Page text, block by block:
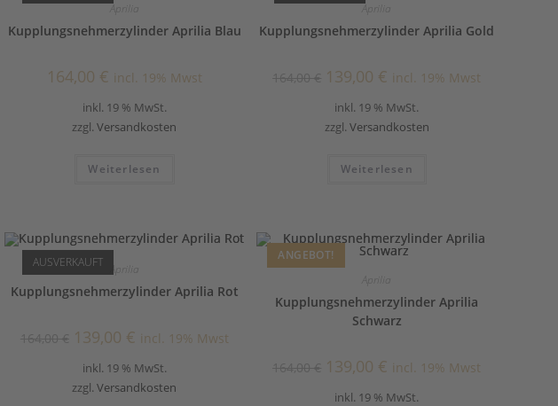
Aprilia
Kupplungsnehmerzylinder Aprilia Blau
164,00 € incl. 19% Mwst
inkl. 19 % MwSt.
zzgl.Versandkosten
Weiterlesen
Aprilia
Kupplungsnehmerzylinder Aprilia Gold
139,00 € incl. 19% Mwst
inkl. 19 % MwSt.
zzgl. Versandkosten
Weiterlesen
AUSVERKAUFT Aprilia
Kupplungsnehmerzylinder Aprilia Rot
164,00€ 139,00 € incl. 19% Mwst
inkl. 19 % MwSt.
zzgl.Versandkosten
ANGEBOT!
Aprilia
Kupplungsnehmerzylinder Aprilia
Schwarz
139,00 € incl. 19% Mwst
inkl. 19 % MwSt.